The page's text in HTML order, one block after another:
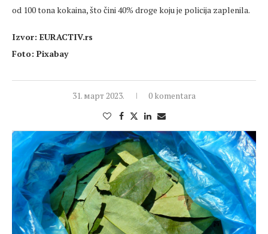
od 100 tona kokaina, što čini 40% droge koju je policija zaplenila.
Izvor: EURACTIV.rs
Foto: Pixabay
31. март 2023. 0 komentara